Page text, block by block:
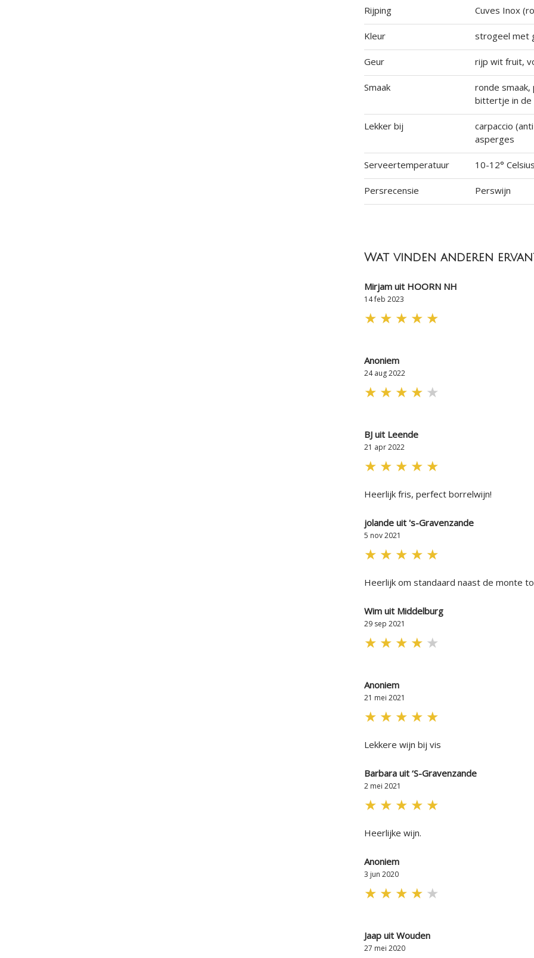
Rijping Cuves Inox
Kleur strogeel met
Geur rijp wit fruit,
Smaak
ronde smaak,
bittertje in de
Lekker bij
carpaccio
asperges
Serveertemperatuur 10-12°
Persrecensie Perswijn
Wat vinden anderen
Mirjam uit HOORN NH
14 feb 2023
★ ★ ★ ★ ★
Anoniem
24 aug 2022
★ ★ ★ ★ ★
BJ uit Leende
21 apr 2022
★ ★ ★ ★ ★
Heerlijk fris, perfect borrelwijn!
jolande uit 's-Gravenzande
5 nov 2021
★ ★ ★ ★ ★
Heerlijk om standaard naast de monte
Wim uit Middelburg
29 sep 2021
★ ★ ★ ★ ★
Anoniem
21 mei 2021
★ ★ ★ ★ ★
Lekkere wijn bij vis
Barbara uit ‘S-Gravenzande
2 mei 2021
★ ★ ★ ★ ★
Heerlijke wijn.
Anoniem
3 jun 2020
★ ★ ★ ★ ★
Jaap uit Wouden
27 mei 2020